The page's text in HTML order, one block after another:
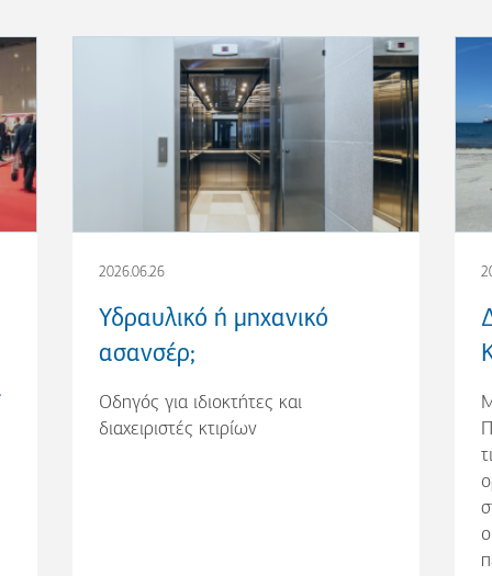
2026.06.26
Υδραυλικό ή μηχανικό
ασανσέρ;
Οδηγός για ιδιοκτήτες και
διαχειριστές κτιρίων